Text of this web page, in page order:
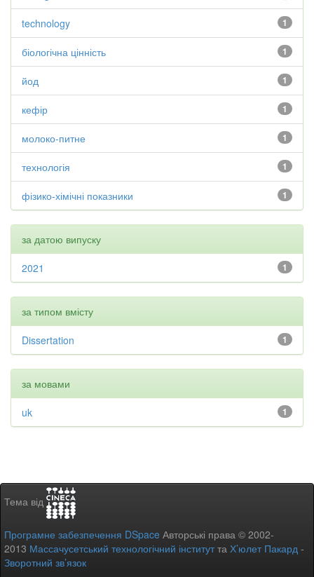
1
technology
1
біологічна цінність
1
йод
1
кефір
1
молоко-питне
1
технологія
1
фізико-хімічні показники
за датою випуску
1
2021
за типом вмісту
1
Dissertation
за мовами
1
uk
Тема від
Програмне забезпечення DSpace Авторські права © 2002-
2013 Массачусетський технологічний інститутта Х’юлет Пакард -
Зворотний зв’язок